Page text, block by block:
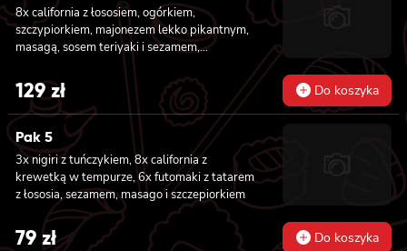
8x california z łososiem, ogórkiem,
szczypiorkiem, majonezem lekko pikantnym,
masagą, sosem teriyaki i sezamem,
panierowane w chrupiącej panko, 8x
california z węgorzem , krewetką, imbirem,
majonezem lekko pikantnym, sosem teriyaki i
sezamem, panierowane w chrupiącej panko,
8x california z serkiem philadelphia,
węgorzem, ogórkiem, sosem teriyaki i
sezamem, panierowane w chrupiącej panko,
8x california z łososiem wędzonym,
ogórkiem, awokado, szczypiorkiem, sosem
teriyaki i sezamem, panierowane w
chrupiącej panko.
129zł Do koszyka
Pak 5
3x nigiri z tuńczykiem, 8x california z
krewetką w tempurze, 6x futomaki z tatarem
z łososia, sezamem, masago i szczepiorkiem
79 zł Do koszyka